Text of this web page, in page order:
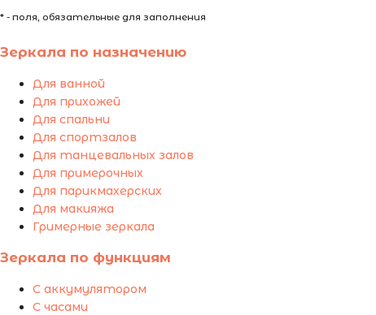
* - поля, обязательные для заполнения
Зеркала по назначению
Для ванной
Для прихожей
Для спальни
Для спортзалов
Для танцевальных залов
Для примерочных
Для парикмахерских
Для макияжа
Гримерные зеркала
Зеркала по функциям
С аккумулятором
С часами